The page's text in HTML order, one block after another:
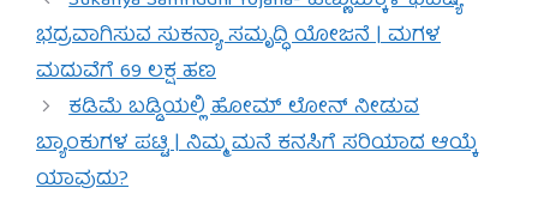
ಭದ್ರವಾಗಿಸುವ ಸುಕನ್ಯಾ ಸಮೃದ್ಧಿ ಯೋಜನೆ | ಮಗಳ
ಮದುವೆಗೆ 69 ಲಕ್ಷ ಹಣ
ಕಡಿಮೆ ಬಡ್ಡಿಯಲ್ಲಿ ಹೋಮ್ ಲೋನ್ ನೀಡುವ
ಬ್ಯಾಂಕುಗಳ ಪಟ್ಟಿ | ನಿಮ್ಮ ಮನೆ ಕನಸಿಗೆ ಸರಿಯಾದ ಆಯ್ಕೆ
ಯಾವುದು?